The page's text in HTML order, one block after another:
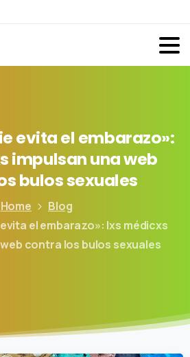
evitael embarazo»:
impulsanunaweb
bulossexuales
Home
Blog
el embarazo»: lxs médicxs
contra los bulos sexuales